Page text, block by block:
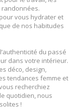
vous hydrater et
de nos habitudes
du passé
dans votre intérieur.
déco, design,
tendances femme et
recherchiez
quotidien, nous
!